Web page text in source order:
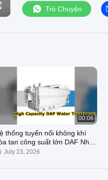
Trò Chuyện
00:06
thống tuyển nổi không khí
tan công suất lớn DAF Nhà
giấy khai thác Nước thải
lý
July 23, 2026